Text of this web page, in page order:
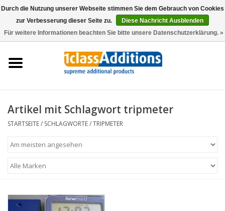
0 Artikel - €0,00
Auto Lagerung
Zubehör
Artikel mit Schlagwort tripmeter
STARTSEITE/ SCHLAGWORTE/TRIPMETER
Durch die Nutzung unserer Webseite stimmen Sie dem Gebrauch von Cookies
zur Verbesserung dieser Seite zu.
Diese Nachricht Ausblenden
Für weitere Informationen beachten Sie bitte unsere Datenschutzerklärung. »